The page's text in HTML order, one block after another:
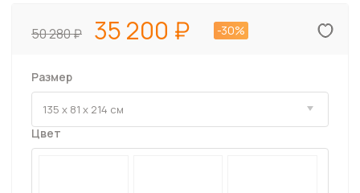
50 280 35 200 -30%
Размер
Цвет